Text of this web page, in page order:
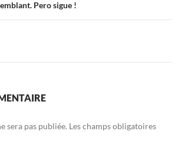
Pero sigue !
sera pas publiée. Les champs obligatoires